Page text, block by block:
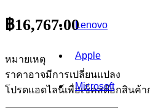
Lenovo
Apple
Microsoft
฿16,767.00
หมายเหตุ
ราคาอาจมีการเปลี่ยนแปลง
โปรดแอดไลน์เพื่อเช็คสต๊อกสินค้